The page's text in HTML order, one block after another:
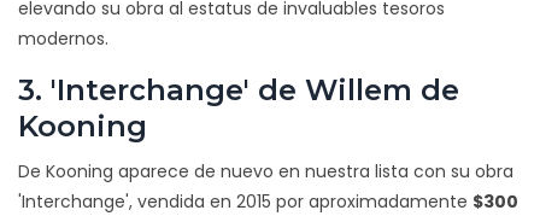
elevando su obra al estatus de invaluables tesoros
modernos.
3. 'Interchange' de Willem de
Kooning
De Kooning aparece de nuevo en nuestra lista con su obra
'Interchange', vendida en 2015 por aproximadamente $300